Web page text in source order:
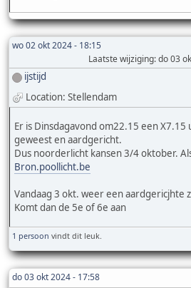
wo 02 okt 2024 - 18:15
Laatste wijziging: do 03
ijstijd
Location: Stellendam
Er is Dinsdagavond om22.15 een
geweest en aardgericht.
Dus noorderlicht kansen 3/4 oktober.
Bron.poollicht.be
Vandaag 3 okt. weer een aardgericjhte
Komt dan de 5e of 6e aan
1 persoon vindt dit leuk.
do 03 okt 2024 - 17:58